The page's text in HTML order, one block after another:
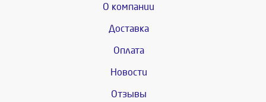
О компании
Доставка
Оплата
Новости
Отзывы